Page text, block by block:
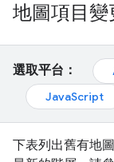
地圖項目變
選取平台：
JavaScript
下表列出舊有地